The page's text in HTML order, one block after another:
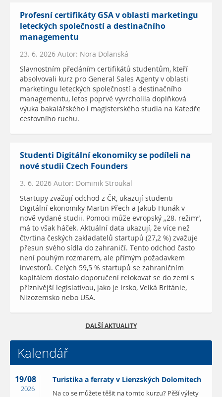
Profesní certifikáty GSA v oblasti marketingu
leteckých společností a destinačního
managementu
23. 6. 2026 Autor: Nora Dolanská
Slavnostním předáním certifikátů studentům, kteří
absolvovali kurz pro General Sales Agenty v oblasti
marketingu leteckých společností a destinačního
managementu, letos poprvé vyvrcholila doplňková
výuka bakalářského i magisterského studia na Katedře
cestovního ruchu.
Studenti Digitální ekonomiky se podíleli na
nové studii Czech Founders
3. 6. 2026 Autor: Dominik Stroukal
Startupy zvažují odchod z ČR, ukazují studenti
Digitální ekonomiky Martin Přech a Jakub Hunák v
nově vydané studii. Pomoci může evropský „28. režim“,
má to však háček. Aktuální data ukazují, že více než
čtvrtina českých zakladatelů startupů (27,2 %) zvažuje
přesun svého sídla do zahraničí. Tento odchod často
není pouhým rozmarem, ale přímým požadavkem
investorů. Celých 59,5 % startupů se zahraničním
kapitálem dostalo doporučení relokovat se do zemí s
příznivější legislativou, jako je Irsko, Velká Británie,
Nizozemsko nebo USA.
DALŠÍ AKTUALITY
Kalendář
19/08
2026
Turistika a ferraty v Lienzských Dolomitech
Na co se můžete těšit na tomto kurzu? Pěší výlety